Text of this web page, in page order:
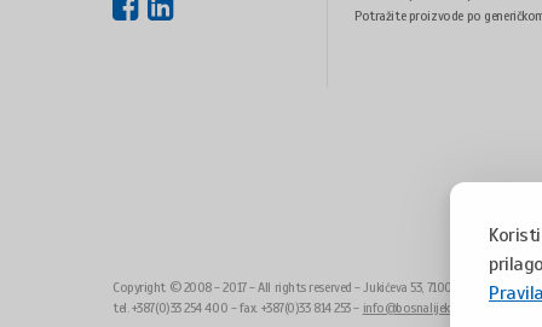
Potražite proizvode po
Copyright © 2008 - 2017 - All rights reserved - Jukićeva 53, 71000 Sarajevo,
tel. +387(0)33 254 400 - fax. +387(0)33 814 253 - info@bosnalijek.ba